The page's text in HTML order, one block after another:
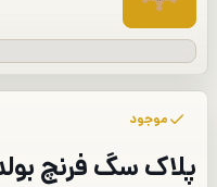
موجود
پلاک سگ فرنچ